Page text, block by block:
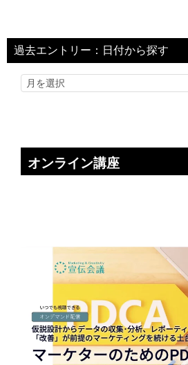
過去エントリー：日付から探す
オンライン講座